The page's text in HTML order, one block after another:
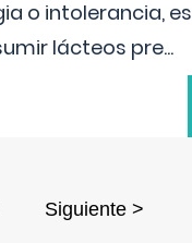
o intolerancia, es
lácteos pre...
Siguiente >